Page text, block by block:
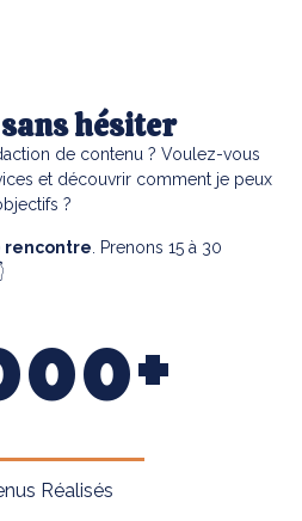
hésiter
de contenu ? Voulez-vous
et découvrir comment je peux
?
rencontre . Prenons 15 à 30
+
Réalisés